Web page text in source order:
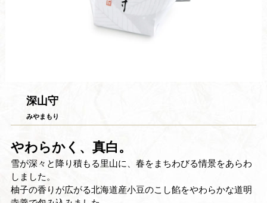
深山守
みやまもり
やわらかく、真白。
雪が深々と降り積もる里山に、春をまちわびる情景をあらわ
しました。
柚子の香りが広がる北海道産小豆のこし餡をやわらかな道明